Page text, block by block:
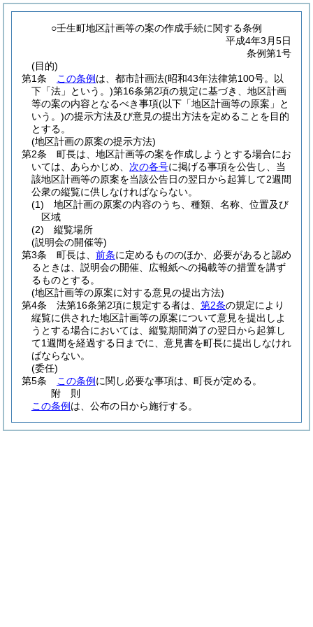
○壬生町地区計画等の案の作成手続に関する条例
平成4年3月5日
条例第1号
(目的)
第1条
この条例 は、都市計画法(昭和43年法律第100号。以
下「法」という。)第16条第2項の規定に基づき、地区計画
等の案の内容となるべき事項(以下「地区計画等の原案」と
いう。)の提示方法及び意見の提出方法を定めることを目的
とする。
(地区計画の原案の提示方法)
第2条
町長は、地区計画等の案を作成しようとする場合にお
いては、あらかじめ、 次の各号に掲げる事項を公告し、当
該地区計画等の原案を当該公告日の翌日から起算して2週間
公衆の縦覧に供しなければならない。
(1)
地区計画の原案の内容のうち、種類、名称、位置及び
区域
(2)
縦覧場所
(説明会の開催等)
第3条
町長は、 前条に定めるもののほか、必要があると認め
るときは、説明会の開催、広報紙への掲載等の措置を講ず
るものとする。
(地区計画等の原案に対する意見の提出方法)
第4条
法第16条第2項に規定する者は、 第2条の規定により
縦覧に供された地区計画等の原案について意見を提出しよ
うとする場合においては、縦覧期間満了の翌日から起算し
て1週間を経過する日までに、意見書を町長に提出しなけれ
ばならない。
(委任)
第5条
この条例 に関し必要な事項は、町長が定める。
附 則
この条例 は、公布の日から施行する。